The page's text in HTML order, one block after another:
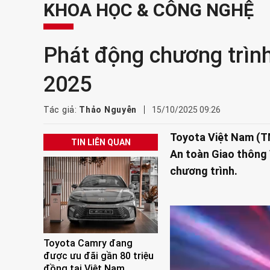
KHOA HỌC & CÔNG NGHỆ
Phát động chương
2025
Tác giả: Thảo Nguyễn 15/10/2025 09:26
TIN LIÊN QUAN
Toyota Camry đang
được ưu đãi gần 80 triệu
Toyota Việt Nam
An toàn Giao
chương trình.